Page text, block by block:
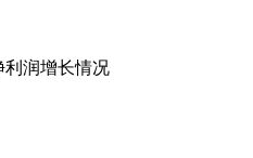
利润增长情况